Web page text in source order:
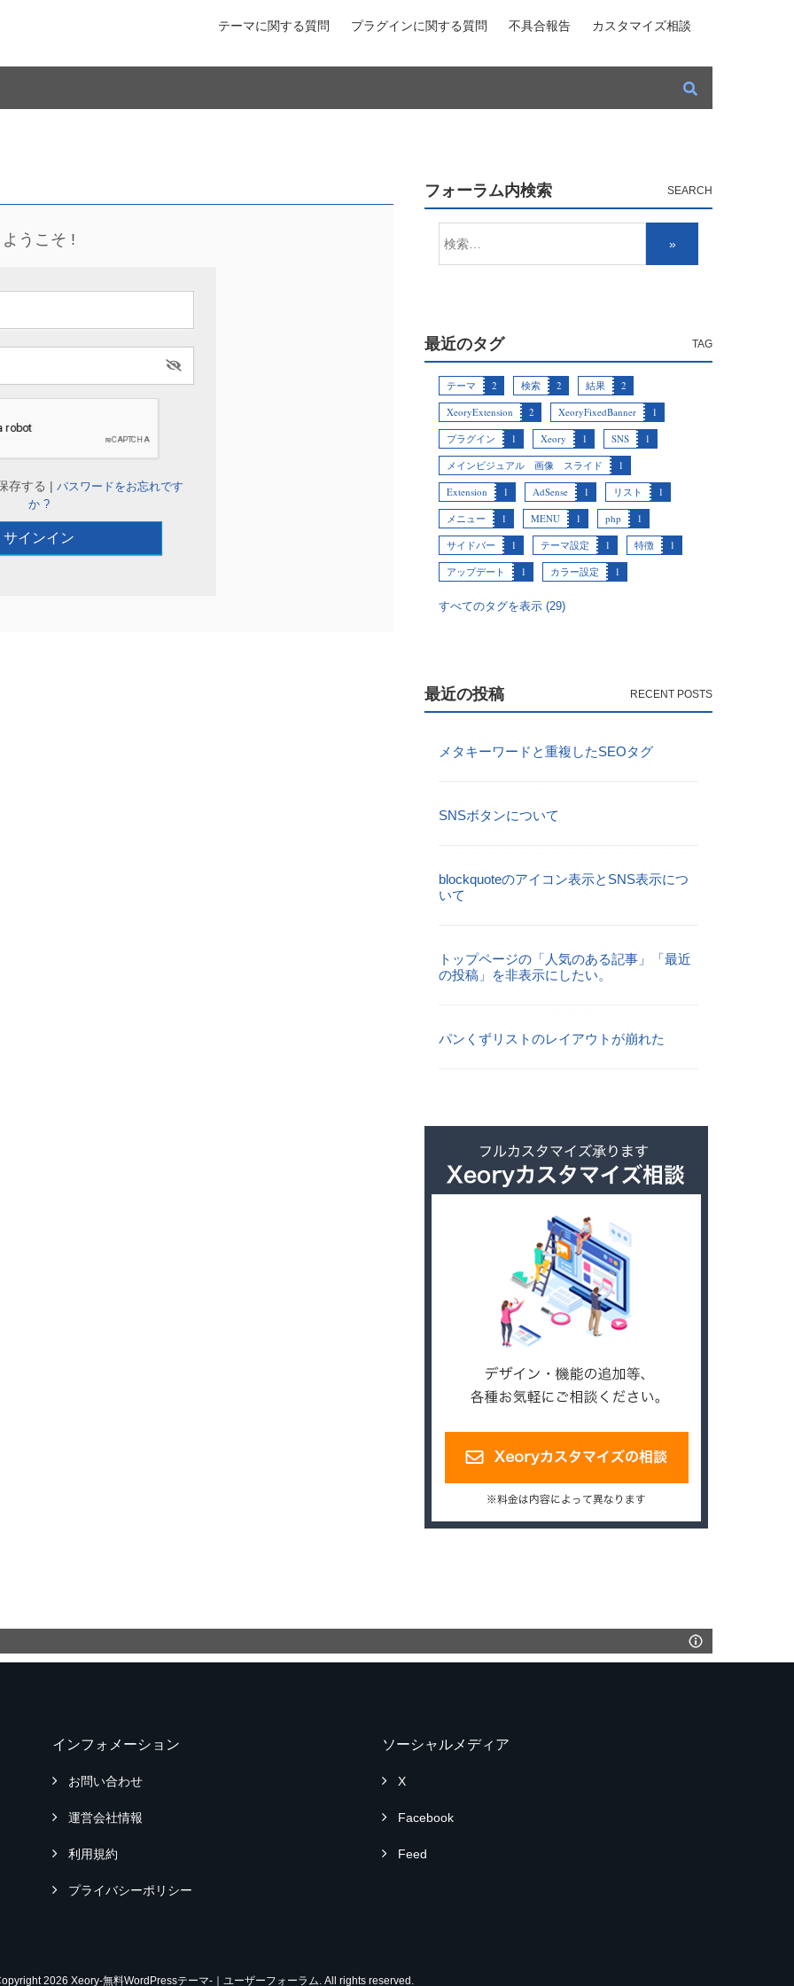
テーマに関する質問 プラグインに関する質問 不具合報告 カスタマイズ相談
ようこそ !
存する |パスワードをお忘れです
か ?
フォーラム内検索
最近のタグ
テーマ 2 検索 2 結果
2
XeoryExtension
2 XeoryFixedBanner
1
プラグイン
1 Xeory 1 SNS
1
メインビジュアル 画像 スライド
1
Extension
1 AdSense 1 リスト
1
メニュー
1 MENU 1 php
1
サイドバー
1 テーマ設定 1 特徴
1
アップデート
1 カラー設定 1
すべてのタグを表示 (29)
最近の投稿
メタキーワードと重複したSEOタグ
SNSボタンについて
blockquoteのアイコン表示とSNS表示につ
いて
トップページの「人気のある記事」「最近
の投稿」を非表示にしたい。
パンくずリストのレイアウトが崩れた
インフォメーション
お問い合わせ
運営会社情報
利用規約
プライバシーポリシー
ソーシャルメディア
X
Facebook
Feed
2026 Xeory-無料WordPressテーマ-｜ユーザーフォーラム. All rights reserved.